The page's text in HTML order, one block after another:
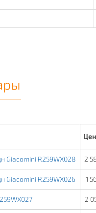
Giacomini R259WX028 2
Giacomini R259WX026 1
2